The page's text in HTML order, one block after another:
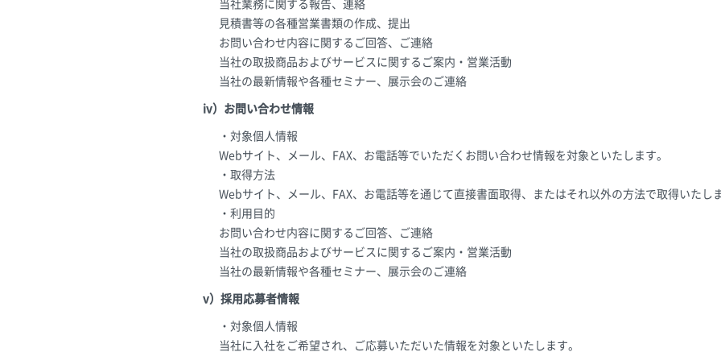
当社業務に関する報告、連絡
見積書等の各種営業書類の作成、提出
お問い合わせ内容に関するご回答、ご連絡
当社の取扱商品およびサービスに関するご案内・営業活動
当社の最新情報や各種セミナー、展示会のご連絡
iv）お問い合わせ情報
・対象個人情報
Webサイト、メール、FAX、お電話等でいただくお問い合わせ情報を対象といたします。
・取得方法
Webサイト、メール、FAX、お電話等を通じて直接書面取得、またはそれ以外の方法で取得いたし
・利用目的
お問い合わせ内容に関するご回答、ご連絡
当社の取扱商品およびサービスに関するご案内・営業活動
当社の最新情報や各種セミナー、展示会のご連絡
v）採用応募者情報
・対象個人情報
当社に入社をご希望され、ご応募いただいた情報を対象といたします。